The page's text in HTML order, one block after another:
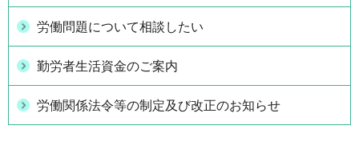
労働問題について相談したい
勤労者生活資金のご案内
労働関係法令等の制定及び改正のお知らせ